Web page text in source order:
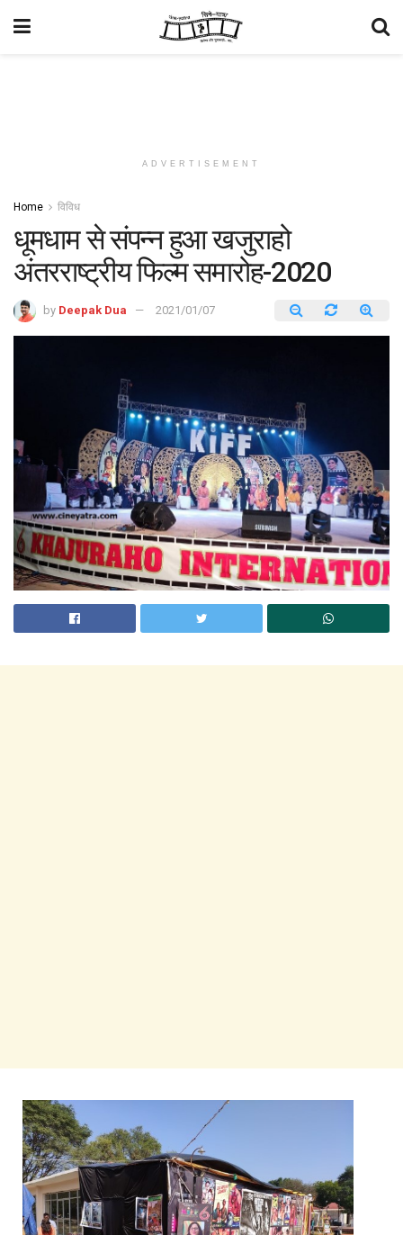
ADVERTISEMENT
Home विविध
धूमधाम से संपन्न हुआ खजुराहो
अंतरराष्ट्रीय फिल्म समारोह-2020
by Deepak Dua 2021/01/07